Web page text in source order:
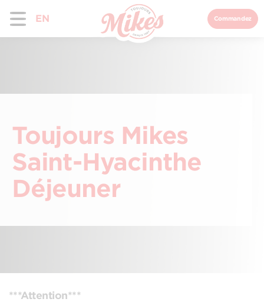
EN Commandez
Toujours Mikes
Saint-Hyacinthe
Déjeuner
***Attention***